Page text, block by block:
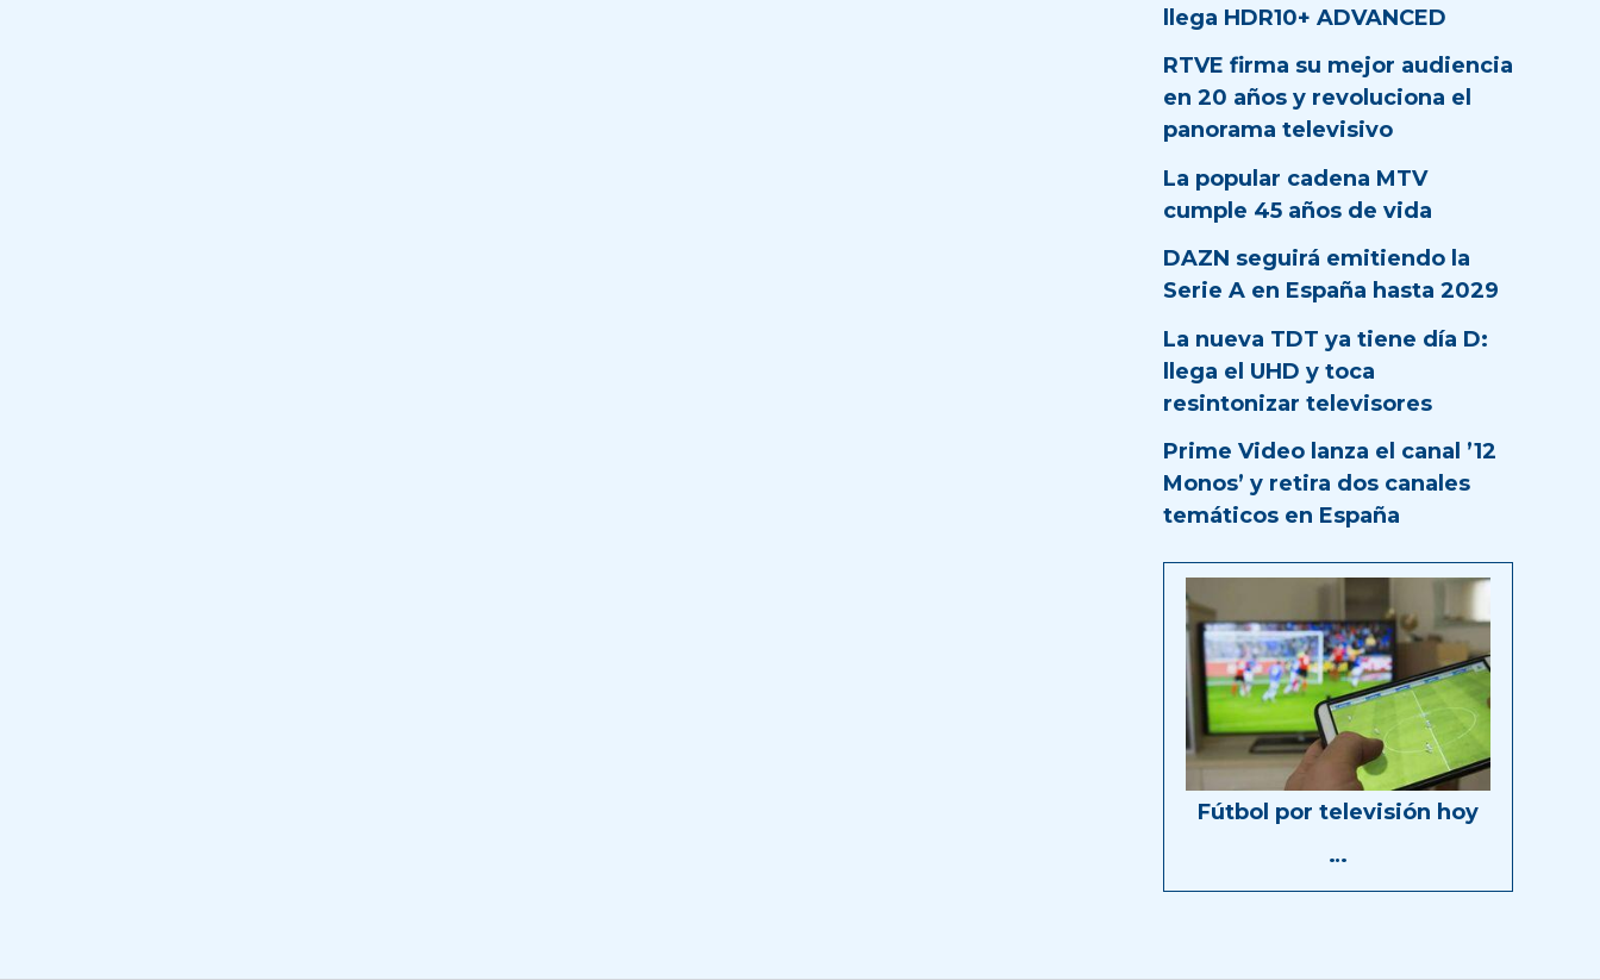
llega HDR10+ ADVANCED
RTVE firma su mejor audiencia
en 20 años y revoluciona el
panorama televisivo
La popular cadena MTV
cumple 45 años de vida
DAZN seguirá emitiendo la
Serie A en España hasta 2029
La nueva TDT ya tiene día D:
llega el UHD y toca
resintonizar televisores
Prime Video lanza el canal ’12
Monos’ y retira dos canales
temáticos en España
Fútbol por televisión hoy
…